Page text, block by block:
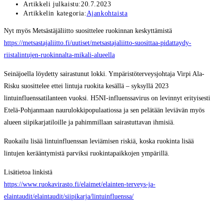
Artikkeli julkaistu:20.7.2023
Artikkelin kategoria:Ajankohtaista
Nyt myös Metsästäjäliitto suosittelee ruokinnan keskyttämistä
https://metsastajaliitto.fi/uutiset/metsastajaliitto-suosittaa-pidattaydy-
riistalintujen-ruokinnalta-mikali-alueella
Seinäjoella löydetty sairastunut lokki. Ympäristöterveysjohtaja Virpi Ala-
Risku suosittelee ettei lintuja ruokita kesällä – syksyllä 2023
lintuinfluenssatilanteen vuoksi. H5NI-influenssavirus on levinnyt erityisesti
Etelä-Pohjanmaan naurulokkipopulaatiossa ja sen pelätään leviävän myös
alueen siipikarjatiloille ja pahimmillaan sairastuttavan ihmisiä.
Ruokailu lisää lintuinfluenssan leviämisen riskiä, koska ruokinta lisää
lintujen kerääntymistä parviksi ruokintapaikkojen ympärillä.
Lisätietoa linkistä
https://www.ruokavirasto.fi/elaimet/elainten-terveys-ja-
elaintaudit/elaintaudit/siipikarja/lintuinfluenssa/